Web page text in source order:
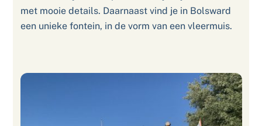
met mooie details. Daarnaast vind je in Bolsward
een unieke fontein, in de vorm van een vleermuis.